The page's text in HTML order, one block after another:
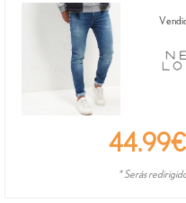
44.99€
* Serás